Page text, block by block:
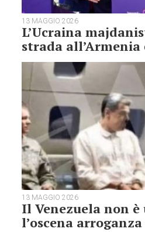
13 MAGGIO 2026
L’Ucraina
strada
13 MAGGIO 2026
Il Venezuela non
l’oscena